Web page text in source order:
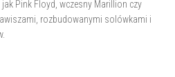
Pink Floyd, wczesny Marillion czy
rozbudowanymi solówkami i